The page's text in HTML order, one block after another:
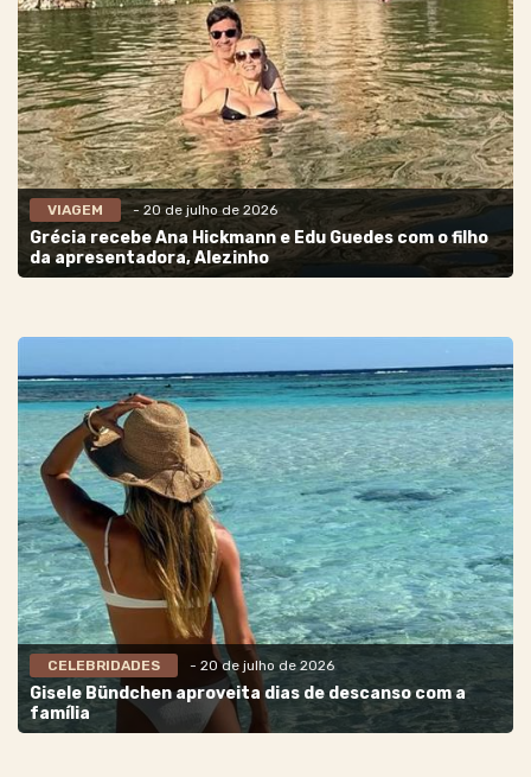
VIAGEM - 20 de julho de 2026
Grécia recebe Ana Hickmann e Edu Guedes com o filho
da apresentadora, Alezinho
CELEBRIDADES - 20 de julho de 2026
Gisele Bündchen aproveita dias de descanso com a
família